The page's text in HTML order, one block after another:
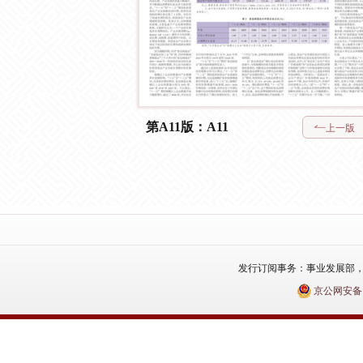
第A11版：A11 上一版
发行订阅事务：事业发展部
京公网安备